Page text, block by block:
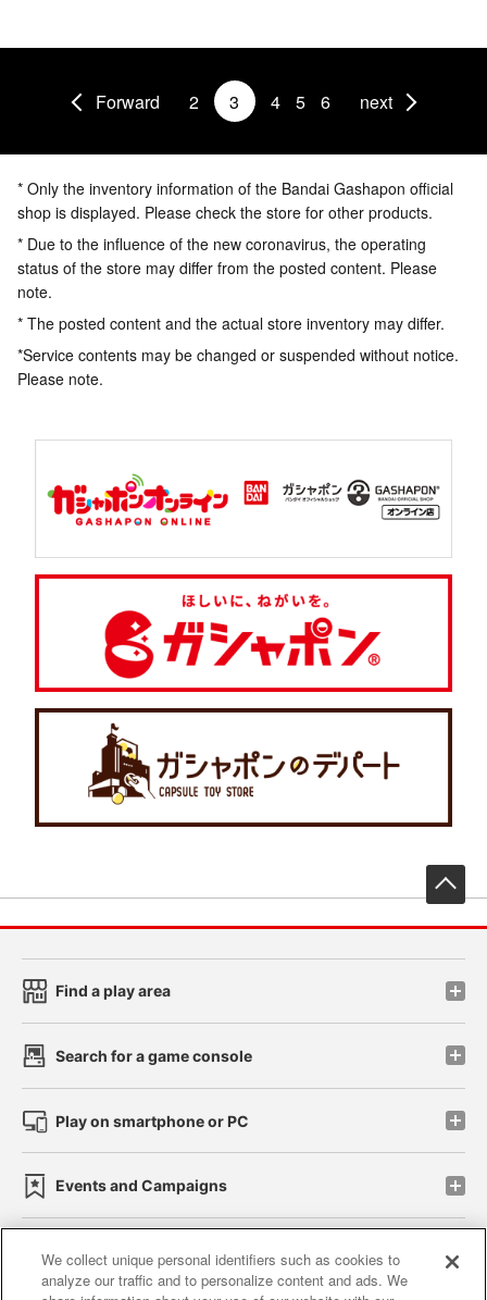
Forward 2 3 4 5 6 next
* Only the inventory information of the Bandai Gashapon official
shop is displayed. Please check the store for other products.
* Due to the influence of the new coronavirus, the operating
status of the store may differ from the posted content. Please
note.
* The posted content and the actual store inventory may differ.
*Service contents may be changed or suspended without notice.
Please note.
Find a play area
Search for a game console
Play on smartphone or PC
Events and Campaigns
Affiliate Sustainability site policy privacy policy
We collect unique personal identifiers such as cookies to
analyze our traffic and to personalize content and ads. We